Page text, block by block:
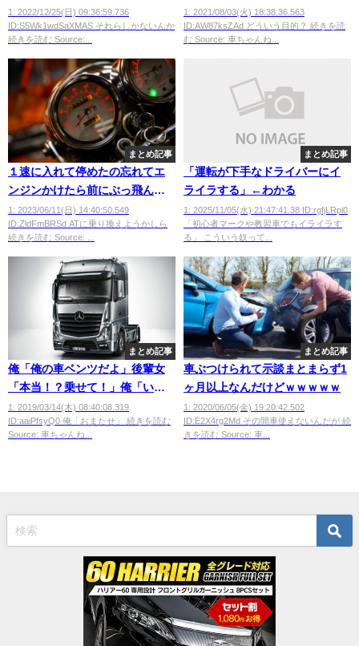
1: 2022/12/25(日) 09:36:59.736
ID:S5Wk1wdSaXMAS それらしかないんか
続きを読む Source:...
wwwwwwwwwwwwwwwwww
1: 2021/08/03(火) 18:38:36.563
ID:AW87ksZAd どういう目的？ 続きを読
む Source: 車ちゃんね...
まとめ記事
１速に入れて停めたの忘れてエ
ンジンかけたら前にぶっ飛んで
ったｗ
1: 2023/06/11(日) 14:40:50.549
ID:ZldFmBRSd ATに乗り換えようかしら
続きを読む Source: ...
まとめ記事
「運転が下手なドライバーにイ
ライラする」←わかる
1: 2025/11/05(水) 21:47:41.38 ID:rgfjLRpi0
「初心者マークや教習車でもイライラす
る」 こういう奴って...
まとめ記事
俺「俺の車ベンツだよ」後輩女
「本当！？乗せて！」俺「いい
よ」
1: 2019/03/14(木) 08:40:08.319
ID:aaiPfsyQ0 俺「おまたせ」 続きを読む
Source: 車ちゃんね...
まとめ記事
車ぶつけられて示談まとまらず1
ヶ月以上なんだけどｗｗｗｗｗ
1: 2020/06/05(金) 19:20:42.502
ID:E2X4rg2Md その間車使えないんだが 続
きを読む Source: 車...